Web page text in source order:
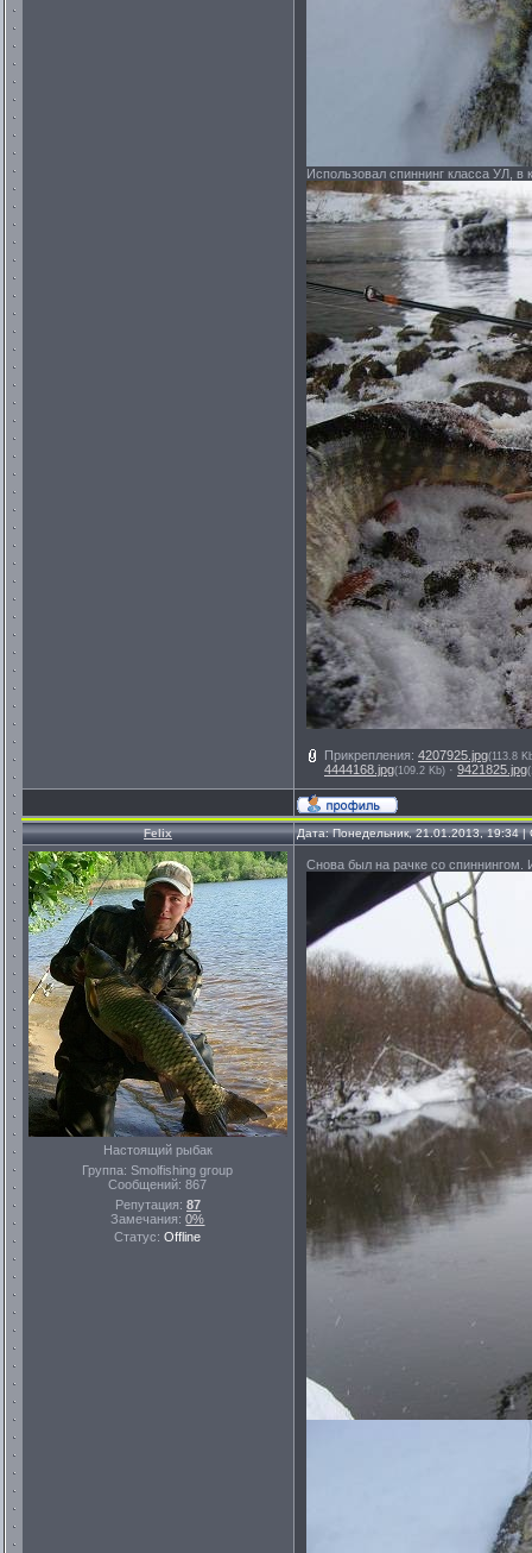
Использовал спиннинг класса УЛ, в
Прикрепления: 4207925.jpg(113.8
4444168.jpg(109.2 Kb) · 9421825.jpg
Felix Дата: Понедельник, 21.01.2013, 19:34
Настоящий рыбак
Группа: Smolfishing group
Сообщений:867
Репутация: 87
Замечания:0%
Статус:Offline
Снова был на рачке со спиннингом.